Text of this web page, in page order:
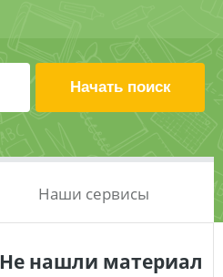
Наши сервисы
Не нашли материал